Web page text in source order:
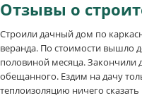
Отзывы о
Строили дачный дом по
веранда. По стоимости вышло
половиной месяца. Закончили
обещанного. Ездим на дачу
теплоизоляцию ничего